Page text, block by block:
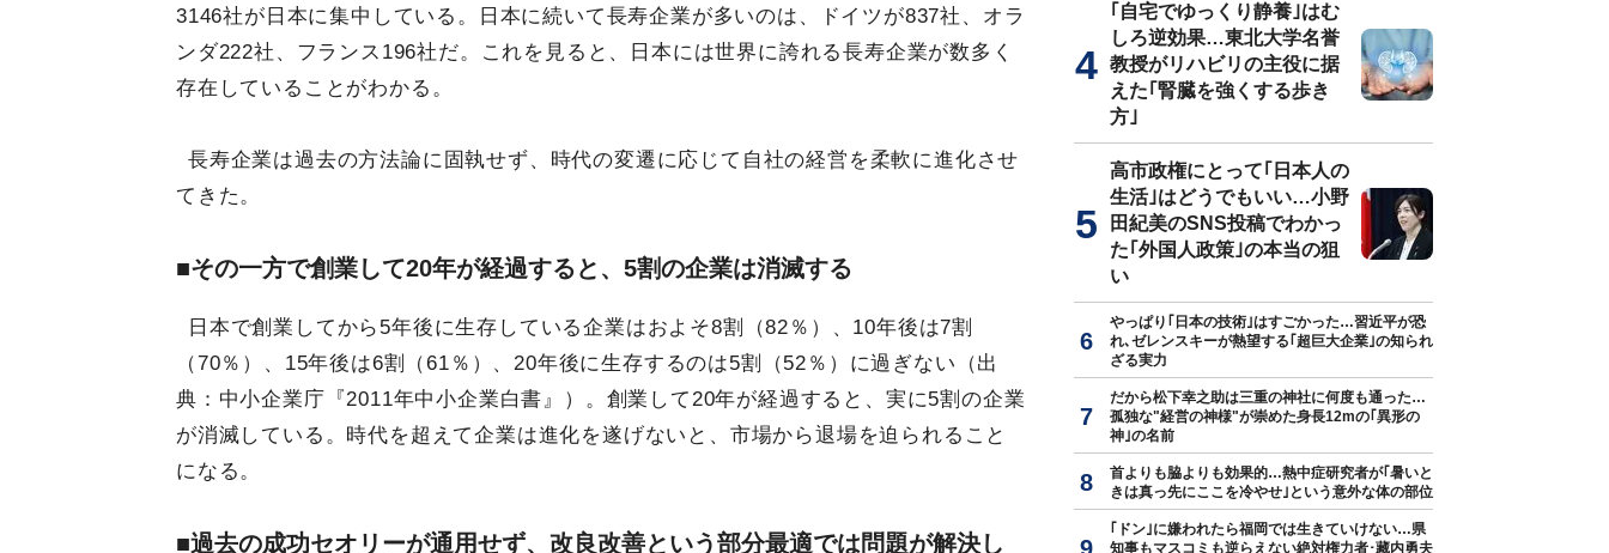
3146社が日本に集中している。日本に続いて長寿企業が多いのは、ドイツが837社、オラ
ンダ222社、フランス196社だ。これを見ると、日本には世界に誇れる長寿企業が数多く
存在していることがわかる。
長寿企業は過去の方法論に固執せず、時代の変遷に応じて自社の経営を柔軟に進化させ
てきた。
■その一方で創業して20年が経過すると、5割の企業は消滅する
日本で創業してから5年後に生存している企業はおよそ8割（82％）、10年後は7割
（70％）、15年後は6割（61％）、20年後に生存するのは5割（52％）に過ぎない（出
典：中小企業庁『2011年中小企業白書』）。創業して20年が経過すると、実に5割の企業
が消滅している。時代を超えて企業は進化を遂げないと、市場から退場を迫られること
になる。
■過去の成功セオリーが通用せず、改良改善という部分最適では問題が解決し
｢自宅でゆっくり静養｣はむ
しろ逆効果…東北大学名誉
教授がリハビリの主役に据
えた｢腎臓を強くする歩き
方｣
高市政権にとって｢日本人の
生活｣はどうでもいい…小野
田紀美のSNS投稿でわかっ
た｢外国人政策｣の本当の狙
い
やっぱり｢日本の技術｣はすごかった…習近平が恐
れ､ゼレンスキーが熱望する｢超巨大企業｣の知られ
ざる実力
だから松下幸之助は三重の神社に何度も通った…
孤独な"経営の神様"が崇めた身長12mの｢異形の
神｣の名前
首よりも脇よりも効果的…熱中症研究者が｢暑いと
きは真っ先にここを冷やせ｣という意外な体の部位
｢ドン｣に嫌われたら福岡では生きていけない…県
知事もマスコミも逆らえない絶対権力者･藏内勇夫